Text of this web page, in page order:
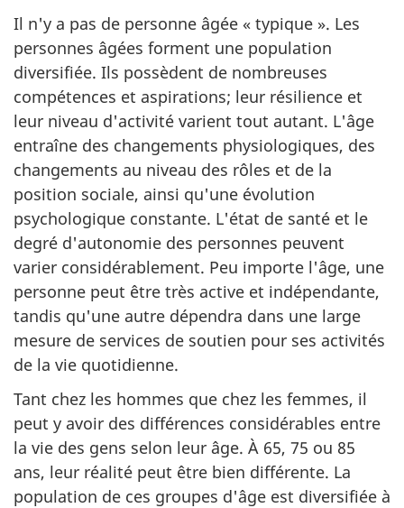
Il n'y a pas de personne âgée « typique ». Les
personnes âgées forment une population
diversifiée. Ils possèdent de nombreuses
compétences et aspirations; leur résilience et
leur niveau d'activité varient tout autant. L'âge
entraîne des changements physiologiques, des
changements au niveau des rôles et de la
position sociale, ainsi qu'une évolution
psychologique constante. L'état de santé et le
degré d'autonomie des personnes peuvent
varier considérablement. Peu importe l'âge, une
personne peut être très active et indépendante,
tandis qu'une autre dépendra dans une large
mesure de services de soutien pour ses activités
de la vie quotidienne.
Tant chez les hommes que chez les femmes, il
peut y avoir des différences considérables entre
la vie des gens selon leur âge. À 65, 75 ou 85
ans, leur réalité peut être bien différente. La
population de ces groupes d'âge est diversifiée à